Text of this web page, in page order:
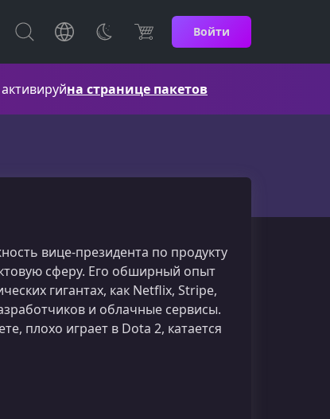
Войти
на странице пакетов
вице-президента по продукту
сферу. Его обширный опыт
гигантах, как Netflix, Stripe,
и облачные сервисы.
плохо играет в Dota 2, катается